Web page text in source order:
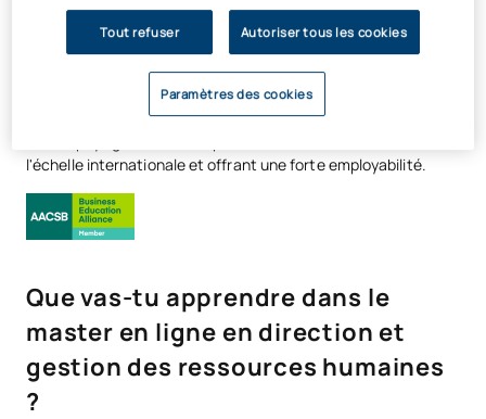
accédez à des opportunités professionnelles dans de
nombreux domaines.
L'UAX est membre de l'AACSB, la plus grande alliance
mondiale dans le domaine de l'enseignement des affaires
Ce partenariat avec des institutions de premier plan dans plus
l'échelle internationale et offrant une forte employabilité.
Que vas-tu apprendre dans le
master en ligne en direction et
gestion des ressources humaines
?
Tout refuser Autoriser tous les cookies
Paramètres des cookies